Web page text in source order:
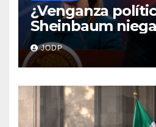
¿Venganza
Sheinbaum
negra en captura
Aguirre
JODP